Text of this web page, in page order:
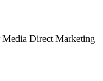
Media Direct Marketing